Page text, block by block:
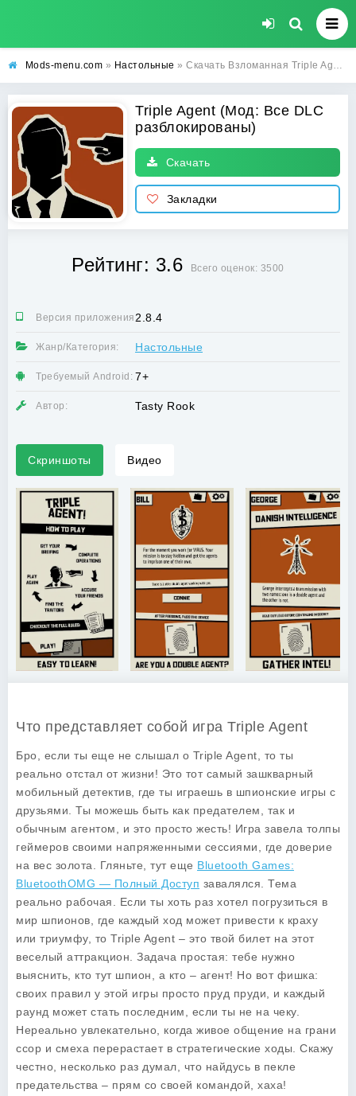
Mods-menu.com » Настольные » Скачать Взломанная Triple Agent (Все DLC разблокированы) на Андроид бесплатно
Triple Agent (Мод: Все DLC
разблокированы)
Скачать
Закладки
Рейтинг: 3.6 Всего оценок: 3500
Версия приложения:2.8.4
Жанр/Категория: Настольные
Требуемый Android: 7+
Автор: Tasty Rook
Скриншоты Видео
Что представляет собой игра Triple Agent
Бро, если ты еще не слышал о Triple Agent , то ты
реально отстал от жизни! Это тот самый зашкварный
мобильный детектив, где ты играешь в шпионские игры с
друзьями. Ты можешь быть как предателем, так и
обычным агентом, и это просто жесть! Игра завела толпы
геймеров своими напряженными сессиями, где доверие
на вес золота. Гляньте, тут еще Bluetooth Games:
BluetoothOMG — Полный Доступ завалялся. Тема
реально рабочая. Если ты хоть раз хотел погрузиться в
мир шпионов, где каждый ход может привести к краху
или триумфу, то Triple Agent – это твой билет на этот
веселый аттракцион. Задача простая: тебе нужно
выяснить, кто тут шпион, а кто – агент! Но вот фишка:
своих правил у этой игры просто пруд пруди, и каждый
раунд может стать последним, если ты не на чеку.
Нереально увлекательно, когда живое общение на грани
ссор и смеха перерастает в стратегические ходы. Скажу
честно, несколько раз думал, что найдусь в пекле
предательства – прям со своей командой, хаха!